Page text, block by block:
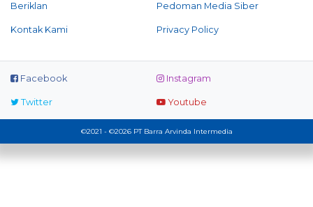
Beriklan Pedoman Media Siber
Kontak Kami Privacy Policy
Facebook Instagram
Twitter Youtube
©2021 - ©2026 PT Barra Arvinda Intermedia